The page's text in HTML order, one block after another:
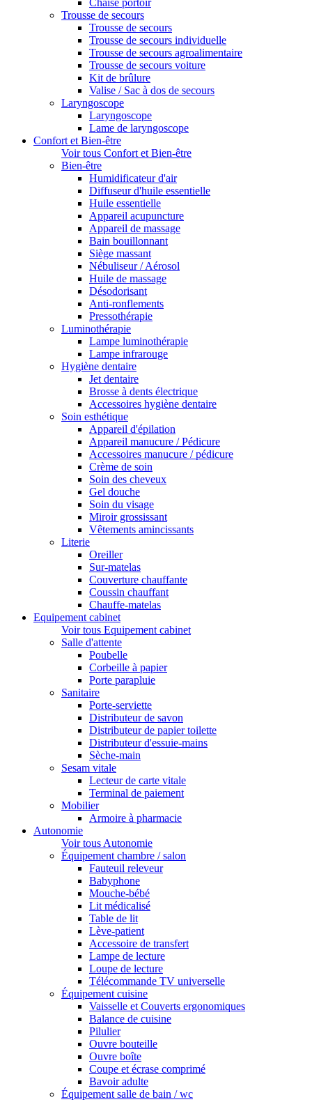
Chaise portoir
Trousse de secours
Trousse de secours
Trousse de secours individuelle
Trousse de secours agroalimentaire
Trousse de secours voiture
Kit de brûlure
Valise / Sac à dos de secours
Laryngoscope
Laryngoscope
Lame de laryngoscope
Confort et Bien-être
Voir tous Confort et Bien-être
Bien-être
Humidificateur d'air
Diffuseur d'huile essentielle
Huile essentielle
Appareil acupuncture
Appareil de massage
Bain bouillonnant
Siège massant
Nébuliseur / Aérosol
Huile de massage
Désodorisant
Anti-ronflements
Pressothérapie
Luminothérapie
Lampe luminothérapie
Lampe infrarouge
Hygiène dentaire
Jet dentaire
Brosse à dents électrique
Accessoires hygiène dentaire
Soin esthétique
Appareil d'épilation
Appareil manucure / Pédicure
Accessoires manucure / pédicure
Crème de soin
Soin des cheveux
Gel douche
Soin du visage
Miroir grossissant
Vêtements amincissants
Literie
Oreiller
Sur-matelas
Couverture chauffante
Coussin chauffant
Chauffe-matelas
Equipement cabinet
Voir tous Equipement cabinet
Salle d'attente
Poubelle
Corbeille à papier
Porte parapluie
Sanitaire
Porte-serviette
Distributeur de savon
Distributeur de papier toilette
Distributeur d'essuie-mains
Sèche-main
Sesam vitale
Lecteur de carte vitale
Terminal de paiement
Mobilier
Armoire à pharmacie
Autonomie
Voir tous Autonomie
Équipement chambre / salon
Fauteuil releveur
Babyphone
Mouche-bébé
Lit médicalisé
Table de lit
Lève-patient
Accessoire de transfert
Lampe de lecture
Loupe de lecture
Télécommande TV universelle
Équipement cuisine
Vaisselle et Couverts ergonomiques
Balance de cuisine
Pilulier
Ouvre bouteille
Ouvre boîte
Coupe et écrase comprimé
Bavoir adulte
Équipement salle de bain / wc